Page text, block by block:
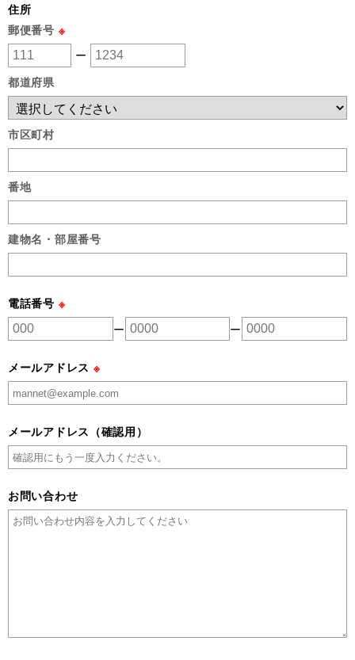
住所
郵便番号 ※
ー
都道府県
市区町村
番地
建物名・部屋番号
電話番号 ※
ー
ー
メールアドレス ※
メールアドレス（確認用）
お問い合わせ